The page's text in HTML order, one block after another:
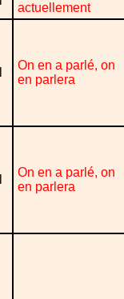
actuellement
On en a parlé, on
en parlera
On en a parlé, on
en parlera